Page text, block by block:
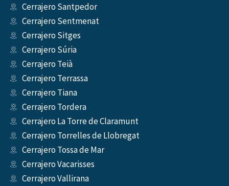
Cerrajero Santpedor
Cerrajero Sentmenat
Cerrajero Sitges
Cerrajero Súria
Cerrajero Teià
Cerrajero Terrassa
Cerrajero Tiana
Cerrajero Tordera
Cerrajero La Torre de Claramunt
Cerrajero Torrelles de Llobregat
Cerrajero Tossa de Mar
Cerrajero Vacarisses
Cerrajero Vallirana